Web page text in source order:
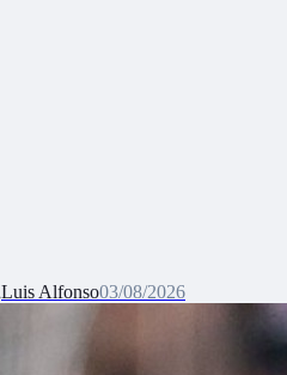
Luis Alfonso03/08/2026